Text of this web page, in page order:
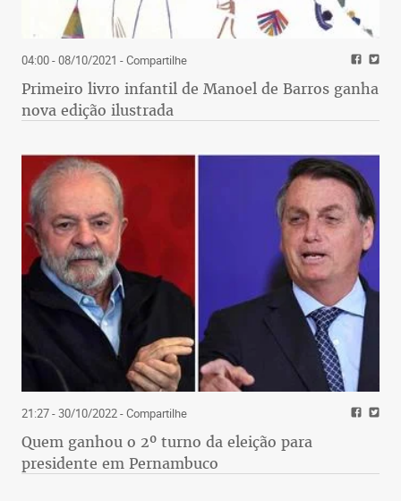
04:00 - 08/10/2021 - Compartilhe
Primeiro livro infantil de Manoel de Barros ganha
nova edição ilustrada
21:27 - 30/10/2022- Compartilhe
Quem ganhou o 2º turno da eleição para
presidente em Pernambuco